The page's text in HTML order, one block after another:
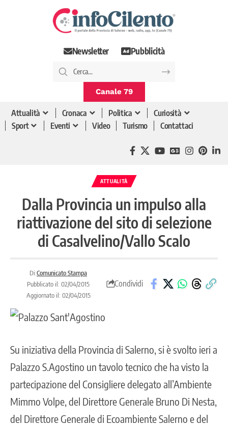
Newsletter Pubblicità
Canale 79
Attualità Cronaca Politica
Curiosità
Sport
Eventi Video Turismo Contattaci
ATTUALITÀ
Dalla Provincia un impulso alla
riattivazione del sito di selezione
di Casalvelino/Vallo Scalo
Di:Comunicato Stampa
Pubblicato il: 02/04/2015
Aggiornato il: 02/04/2015
Condividi
Su iniziativa della Provincia di Salerno, si è svolto ieri a
Palazzo S.Agostino un tavolo tecnico che ha visto la
partecipazione del Consigliere delegato all’Ambiente
Mimmo Volpe, del Direttore Generale Bruno Di Nesta,
del Direttore Generale di Ecoambiente Salerno e del